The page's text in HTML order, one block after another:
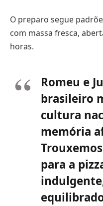
O preparo segue
com massa fresca,
horas.
Romeu e
brasileiro
cultura
memória
para a